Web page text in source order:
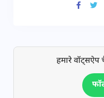
हमारे